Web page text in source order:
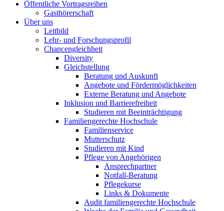
Öffentliche Vortragsreihen
Gasthörerschaft
Über uns
Leitbild
Lehr- und Forschungsprofil
Chancengleichheit
Diversity
Gleichstellung
Beratung und Auskunft
Angebote und Fördermöglichkeiten
Externe Beratung und Angebote
Inklusion und Barrierefreiheit
Studieren mit Beeinträchtigung
Familiengerechte Hochschule
Familienservice
Mutterschutz
Studieren mit Kind
Pflege von Angehörigen
Ansprechpartner
Notfall-Beratung
Pflegekurse
Links & Dokumente
Audit familiengerechte Hochschule